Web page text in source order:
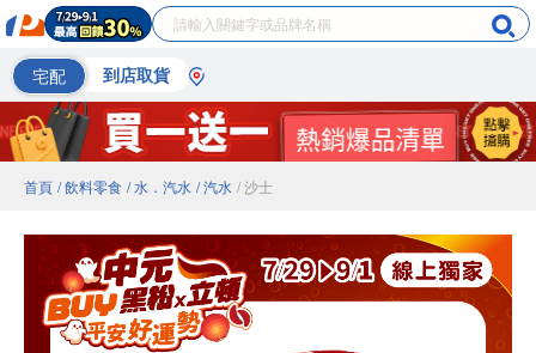
宅配 到店取貨
首頁 / 飲料零食 / 水．汽水 / 汽水 / 沙士